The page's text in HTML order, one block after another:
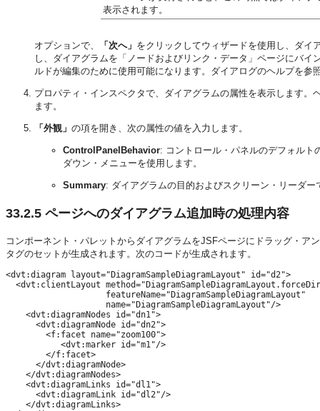
表示されます。
オプションで、 「次へ」 をクリックしてウィザードを使用し、ダイ
し、ダイアグラムを「ノードおよびリンク・データ」ページにバ
ルドが編集のために使用可能になります。ダイアログのヘルプを参
プロパティ・インスペクタで、ダイアグラムの属性を表示します。
ます。
「外観」 の項を開き、次の属性の値を入力します。
ControlPanelBehavior: コントロール・パネルのデフォルト
ダウン・メニューを使用します。
Summary: ダイアグラムの目的およびスクリーン・リーダ
33.2.5 ページへのダイアグラム追加時の処理内容
コンポーネント・パレットからダイアグラムをJSFページにドラッグ・ア
タグのセットが生成されます。次のコードが生成されます。
<dvt:diagram layout="DiagramSampleDiagramLayout" id="d2">
<dvt:clientLayout
                    featureName="DiagramSampleDiagramLayout"
                    name="DiagramSampleDiagramLayout"/>
    <dvt:diagramNodes id="dn1">
      <dvt:diagramNode id="dn2">
        <f:facet name="zoom100">
           <dvt:marker id="m1"/>
        </f:facet>
      </dvt:diagramNode>
    </dvt:diagramNodes>
    <dvt:diagramLinks id="dl1">
      <dvt:diagramLink id="dl2"/>
    </dvt:diagramLinks>